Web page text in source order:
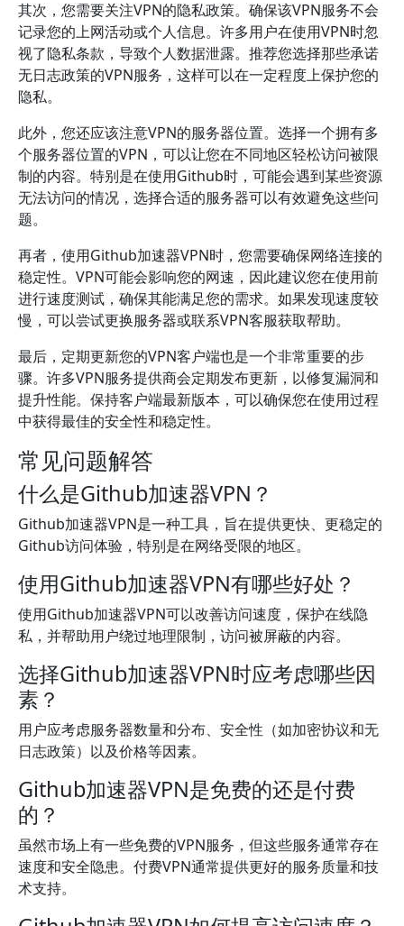
其次，您需要关注VPN的隐私政策。确保该VPN服务不会
记录您的上网活动或个人信息。许多用户在使用VPN时忽
视了隐私条款，导致个人数据泄露。推荐您选择那些承诺
无日志政策的VPN服务，这样可以在一定程度上保护您的
隐私。
此外，您还应该注意VPN的服务器位置。选择一个拥有多
个服务器位置的VPN，可以让您在不同地区轻松访问被限
制的内容。特别是在使用Github时，可能会遇到某些资源
无法访问的情况，选择合适的服务器可以有效避免这些问
题。
再者，使用Github加速器VPN时，您需要确保网络连接的
稳定性。VPN可能会影响您的网速，因此建议您在使用前
进行速度测试，确保其能满足您的需求。如果发现速度较
慢，可以尝试更换服务器或联系VPN客服获取帮助。
最后，定期更新您的VPN客户端也是一个非常重要的步
骤。许多VPN服务提供商会定期发布更新，以修复漏洞和
提升性能。保持客户端最新版本，可以确保您在使用过程
中获得最佳的安全性和稳定性。
常见问题解答
什么是Github加速器VPN？
Github加速器VPN是一种工具，旨在提供更快、更稳定的
Github访问体验，特别是在网络受限的地区。
使用Github加速器VPN有哪些好处？
使用Github加速器VPN可以改善访问速度，保护在线隐
私，并帮助用户绕过地理限制，访问被屏蔽的内容。
选择Github加速器VPN时应考虑哪些因
素？
用户应考虑服务器数量和分布、安全性（如加密协议和无
日志政策）以及价格等因素。
Github加速器VPN是免费的还是付费
的？
虽然市场上有一些免费的VPN服务，但这些服务通常存在
速度和安全隐患。付费VPN通常提供更好的服务质量和技
术支持。